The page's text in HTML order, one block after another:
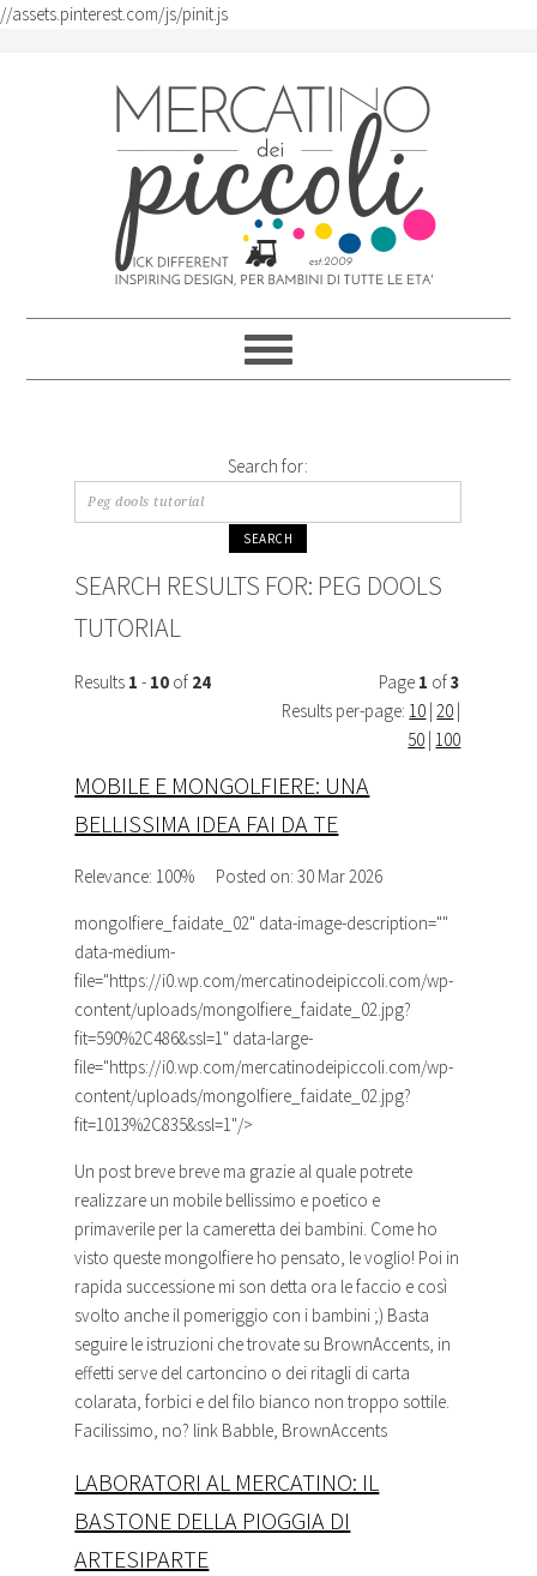
//assets.pinterest.com/js/pinit.js
Search for:
SEARCH RESULTS FOR: PEG DOOLS
TUTORIAL
Results 1 - 10 of 24 Page 1 of3
Results per-page:10 |20 |
50 |100
MOBILE E MONGOLFIERE: UNA
BELLISSIMA IDEA FAI DA TE
Relevance: 100% Posted on: 30 Mar 2026
mongolfiere_faidate_02" data-image-description=""
data-medium-
file="https://i0.wp.com/mercatinodeipiccoli.com/wp-
content/uploads/mongolfiere_faidate_02.jpg?
fit=590%2C486&ssl=1" data-large-
file="https://i0.wp.com/mercatinodeipiccoli.com/wp-
content/uploads/mongolfiere_faidate_02.jpg?
fit=1013%2C835&ssl=1"/>
Un post breve breve ma grazie al quale potrete
realizzare un mobile bellissimo e poetico e
primaverile per la cameretta dei bambini. Come ho
visto queste mongolfiere ho pensato, le voglio! Poi in
rapida successione mi son detta ora le faccio e così
svolto anche il pomeriggio con i bambini ;) Basta
seguire le istruzioni che trovate su BrownAccents, in
effetti serve del cartoncino o dei ritagli di carta
colarata, forbici e del filo bianco non troppo sottile.
Facilissimo, no? link Babble, BrownAccents
LABORATORI AL MERCATINO: IL
BASTONE DELLA PIOGGIA DI
ARTESIPARTE